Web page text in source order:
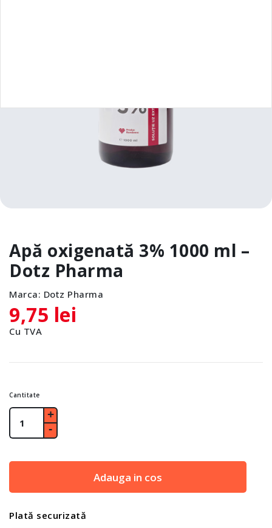
Apă oxigenată 3% 1000 ml –
Dotz Pharma
Marca: Dotz Pharma
9,75 lei
Cu TVA
Cantitate
Adauga in cos
Plată securizată